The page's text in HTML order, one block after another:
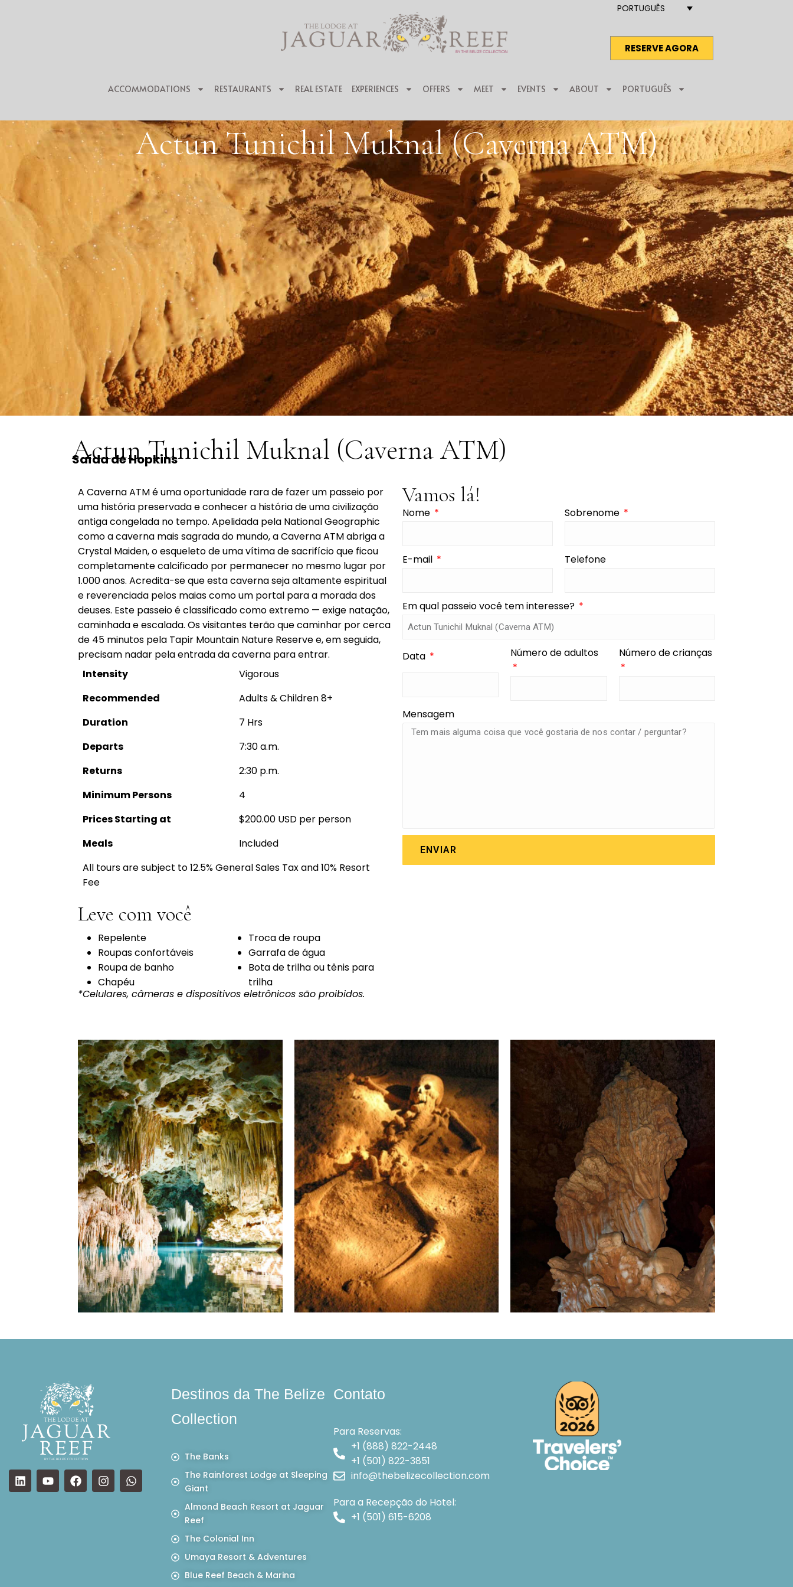
PORTUGUÊS
RESERVE AGORA
ACCOMMODATIONS RESTAURANTS REAL ESTATE EXPERIENCES OFFERS MEET EVENTS ABOUT PORTUGUÊS
Actun Tunichil Muknal (Caverna ATM)
Actun Tunichil Muknal (Caverna ATM)
Saída de Hopkins
A Caverna ATM é uma oportunidade rara de fazer um passeio por
uma história preservada e conhecer a história de uma civilização
antiga congelada no tempo. Apelidada pela National Geographic
como a caverna mais sagrada do mundo, a Caverna ATM abriga a
Crystal Maiden, o esqueleto de uma vítima de sacrifício que ficou
completamente calcificado por permanecer no mesmo lugar por
1.000 anos. Acredita-se que esta caverna seja altamente espiritual
e reverenciada pelos maias como um portal para a morada dos
deuses. Este passeio é classificado como extremo — exige natação,
caminhada e escalada. Os visitantes terão que caminhar por cerca
de 45 minutos pela Tapir Mountain Nature Reserve e, em seguida,
precisam nadar pela entrada da caverna para entrar.
Intensity
Vigorous
Recommended
Adults & Children 8+
Duration
7 Hrs
Departs
7:30 a.m.
Returns
2:30 p.m.
Minimum Persons
4
Prices Starting at
$200.00 USD per person
Meals
Included
All tours are subject to 12.5% General Sales Tax and 10% Resort
Fee
Leve com você
Repelente
Roupas confortáveis
Roupa de banho
Chapéu
Troca de roupa
Garrafa de água
Bota de trilha ou tênis para
trilha
*Celulares, câmeras e dispositivos eletrônicos são proibidos.
Vamos lá!
Nome Sobrenome
E-mail Telefone
Em qual passeio você tem interesse?
Data Número de adultos Número de crianças
Mensagem
ENVIAR
Destinos da The Belize
Collection
The Banks
The Rainforest Lodge at Sleeping
Giant
Almond Beach Resort at Jaguar
Reef
The Colonial Inn
Umaya Resort & Adventures
Blue Reef Beach & Marina
Contato
Para Reservas:
+1 (888) 822-2448
+1 (501) 822-3851
info@thebelizecollection.com
Para a Recepção do Hotel:
+1 (501) 615-6208